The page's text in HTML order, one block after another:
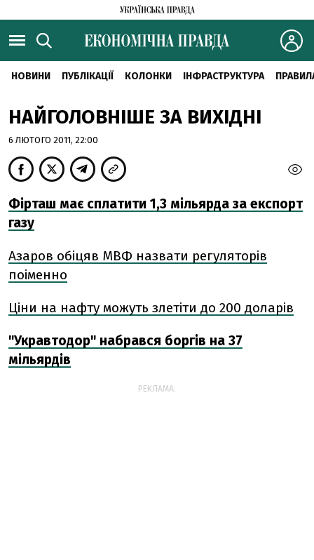
НОВИНИ ПУБЛІКАЦІЇ КОЛОНКИ ІНФРАСТРУКТУРА
НАЙГОЛОВНІШЕ ЗА ВИХІДНІ
6 ЛЮТОГО 2011, 22:00
Фірташ має сплатити 1,3 мільярда за експорт
газу
Азаров обіцяв МВФ назвати регуляторів
поіменно
Ціни на нафту можуть злетіти до 200 доларів
"Укравтодор" набрався боргів на 37
мільярдів
РЕКЛАМА: